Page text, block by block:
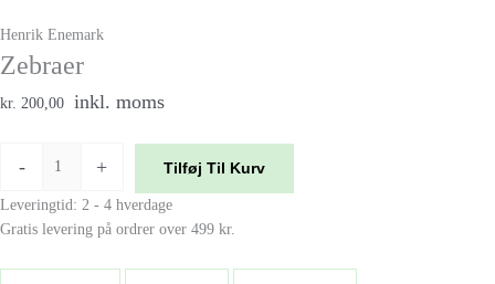
Henrik Enemark
Zebraer
kr. 200,00 inkl. moms
- + Tilføj Til Kurv
Leveringtid: 2 - 4 hverdage
Gratis levering på ordrer over 499 kr.